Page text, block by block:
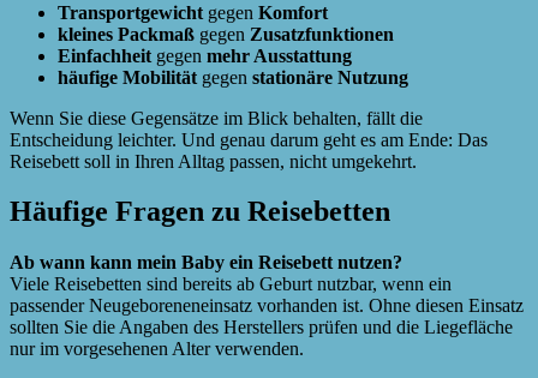
Transportgewicht gegen Komfort
kleines Packmaß gegen Zusatzfunktionen
Einfachheit gegen mehr Ausstattung
häufige Mobilität gegen stationäre Nutzung
Wenn Sie diese Gegensätze im Blick behalten, fällt die
Entscheidung leichter. Und genau darum geht es am Ende: Das
Reisebett soll in Ihren Alltag passen, nicht umgekehrt.
Häufige Fragen zu Reisebetten
Ab wann kann mein Baby ein Reisebett nutzen?
Viele Reisebetten sind bereits ab Geburt nutzbar, wenn ein
passender Neugeboreneneinsatz vorhanden ist. Ohne diesen Einsatz
sollten Sie die Angaben des Herstellers prüfen und die Liegefläche
nur im vorgesehenen Alter verwenden.